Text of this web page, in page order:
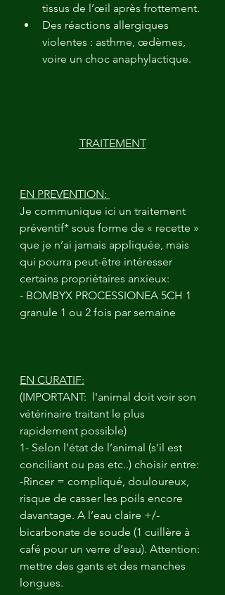
tissus de l’œil après frottement.
Des réactions allergiques
violentes : asthme, œdèmes,
voire un choc anaphylactique.
TRAITEMENT
EN PREVENTION:
Je communique ici un traitement
préventif* sous forme de « recette »
que je n’ai jamais appliquée, mais
qui pourra peut-être intéresser
certains propriétaires anxieux:
- BOMBYX PROCESSIONEA 5CH 1
granule 1 ou 2 fois par semaine
EN CURATIF:
(IMPORTANT:  l'animal doit voir son
vétérinaire traitant le plus
rapidement possible)
1- Selon l’état de l’animal (s’il est
conciliant ou pas etc..) choisir entre:
-Rincer = compliqué, douloureux,
risque de casser les poils encore
davantage. A l’eau claire +/-
bicarbonate de soude (1 cuillère à
café pour un verre d’eau). Attention:
mettre des gants et des manches
longues.